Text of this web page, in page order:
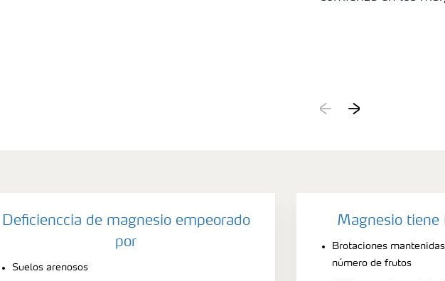
Deficienccia de magnesio empeorado
por
Suelos arenosos
Magnesio tiene
Brotaciones
número de frutos